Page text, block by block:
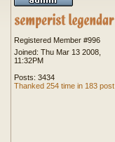
Registered Member #996
Joined: Thu Mar 13 2008,
11:32PM
Posts: 3434
Thanked 254 time in 183 post